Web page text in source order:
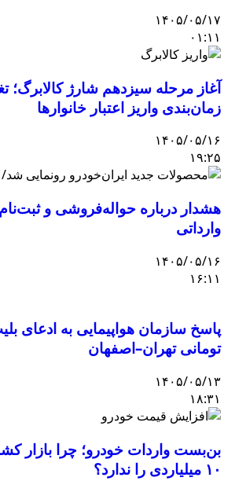
۱۴۰۵/۰۵/۱۷
۰۱:۱۱
آغاز مرحله سیزدهم شارژ کالابرگ؛
زمان‌بندی واریز اعتبار خانوارها
۱۴۰۵/۰۵/۱۶
۱۹:۲۵
هشدار درباره حواله‌فروشی و
وارداتی
۱۴۰۵/۰۵/۱۶
۱۶:۱۱
تومانی تهران–اصفهان
۱۴۰۵/۰۵/۱۳
۱۸:۳۱
بن‌بست واردات خودرو؛ چرا بازار
۱۰ میلیاردی را ندارد؟